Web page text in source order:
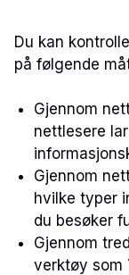
Du kan
på følgende
Gjennom
nettlesere
Gjennom
hvilke typer
du besøker
Gjennom
verktøy som